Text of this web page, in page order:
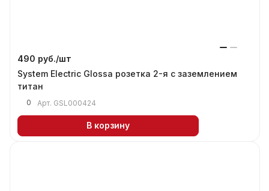
490 руб./шт
System Electric Glossa розетка 2-я с заземлением
титан
0 Арт. GSL000424
В корзину